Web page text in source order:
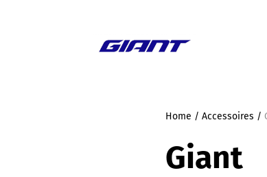
Home / Accessoires /
Giant